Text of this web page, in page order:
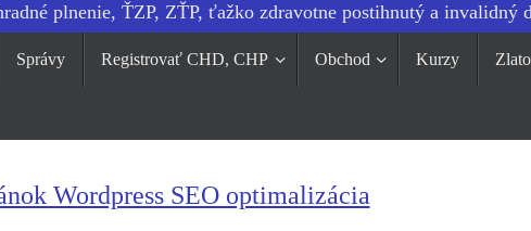
plnenie, ŤZP, ZŤP, ťažko zdravotne postihnutý a invalidný
Správy Registrovať CHD, CHP Obchod Kurzy Zlato
Wordpress SEO optimalizácia